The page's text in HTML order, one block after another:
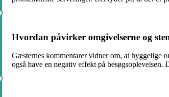
Hvordan påvirker omgivelserne og
Gæsternes kommentarer vidner om, at hyggelige
også have en negativ effekt på